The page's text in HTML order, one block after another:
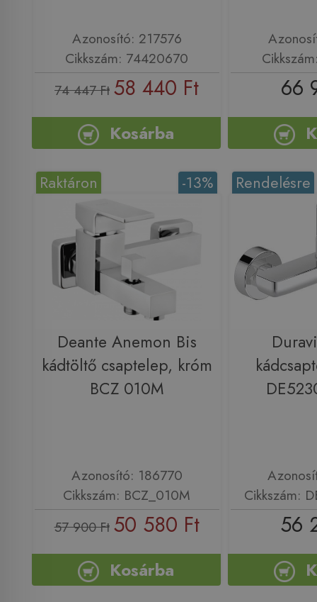
Azonosító: 217576
Cikkszám: 74420670
74 447 Ft 58 440 Ft
Kosárba
66
-13%
Raktáron
Deante Anemon Bis
kádtöltő csaptelep, króm
BCZ 010M
Azonosító: 186770
Cikkszám: BCZ_010M
57 900 Ft 50 580 Ft
Kosárba
Rendelésre
Cikkszám:
56